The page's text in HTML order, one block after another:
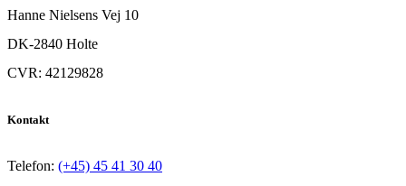
Hanne Nielsens Vej 10
DK-2840 Holte
CVR: 42129828
Kontakt
Telefon: (+45) 45 41 30 40